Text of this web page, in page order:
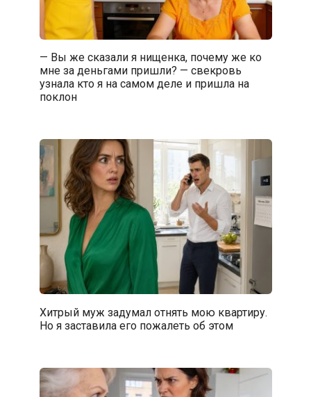
— Вы же сказали я нищенка, почему же ко
мне за деньгами пришли? — свекровь
узнала кто я на самом деле и пришла на
поклон
Хитрый муж задумал отнять мою квартиру.
Но я заставила его пожалеть об этом